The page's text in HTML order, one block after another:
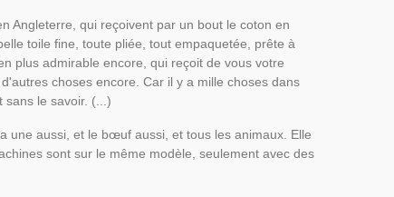
Angleterre, qui reçoivent par un bout le coton en
toile fine, toute pliée, tout empaquetée, prête à
plus admirable encore, qui reçoit de vous votre
choses encore. Car il y a mille choses dans
sans le savoir. (...)
une aussi, et le bœuf aussi, et tous les animaux. Elle
sont sur le même modèle, seulement avec des